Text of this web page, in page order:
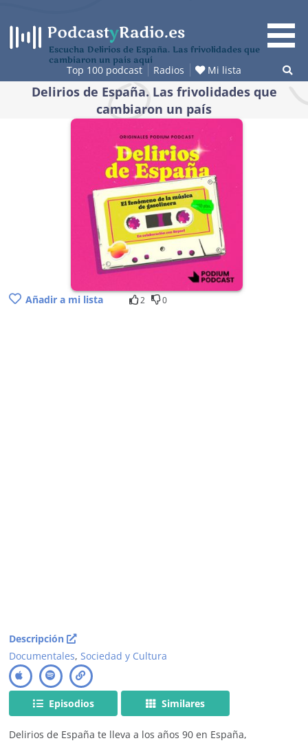
contenido
Escucha Delirios de España. Las frivolidades que
cambiaron un país aquí
Top 100 podcast Radios Mi lista
Delirios de España. Las frivolidades que
cambiaron un país
Añadir a mi lista 2 0
Descripción
Documentales,Sociedad y Cultura
Episodios Similares
Delirios de España te lleva a los años 90 en España,